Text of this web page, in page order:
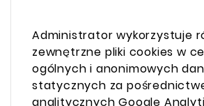
Administrator wykorzystuje
zewnętrzne pliki cookies w
ogólnych i anonimowych
statycznych za
analitycznych Google